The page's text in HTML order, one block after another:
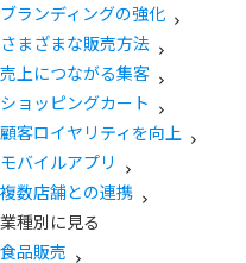
ブランディングの強化
さまざまな販売方法
売上につながる集客
ショッピングカート
顧客ロイヤリティを向上
モバイルアプリ
複数店舗との連携
業種別に見る
食品販売